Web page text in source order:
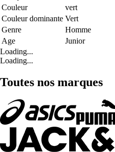
Couleur
vert
Couleur dominante Vert
Genre
Homme
Age
Junior
Loading...
Loading...
Toutes nos marques